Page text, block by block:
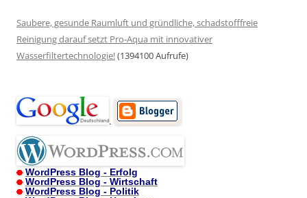
Saubere, gesunde Raumluft und gründliche, schadstofffreie
Reinigung darauf setzt Pro-Aqua mit innovativer
Wasserfiltertechnologie!(1394100 Aufrufe)
.
WordPress Blog - Erfolg
WordPress Blog - Wirtschaft
WordPress Blog - Politik